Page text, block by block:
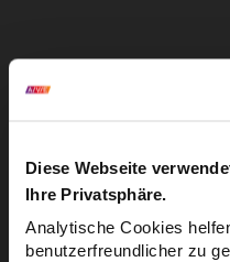
Diese Webseite
Ihre Privatsphäre.
Analytische Cookies
benutzerfreundlicher zu